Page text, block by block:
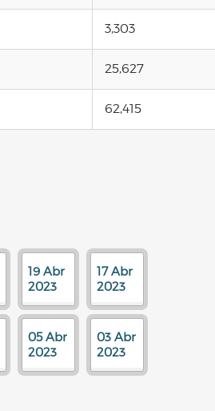
3,303
25,627
62,415
19 Abr
2023
17 Abr
2023
05 Abr
2023
03 Abr
2023